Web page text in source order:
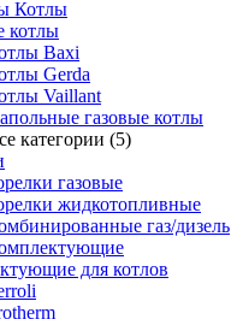
Котлы
котлы
Baxi
Gerda
Vaillant
газовые котлы
категории (5)
газовые
жидкотопливные
газ/дизель
для котлов